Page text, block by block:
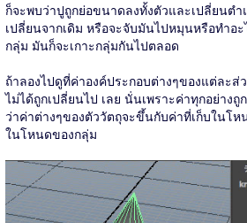
ก็จะพบว่าปูถูกย่อขนาดลงทั้งตัวและเปลี่ยนต
เปลี่ยนจากเดิม หรือจะจับมันไปหมุนหรือทำอ
กลุ่ม มันก็จะเกาะกลุ่มกันไปตลอด
ถ้าลองไปดูที่ค่าองค์ประกอบต่างๆของแต่ละ
ไม่ได้ถูกเปลี่ยนไป เลย นั่นเพราะค่าทุกอย่าง
ว่าค่าต่างๆของตัววัตถุจะขึ้นกับค่าที่เก็บในโห
ในโหนดของกลุ่ม